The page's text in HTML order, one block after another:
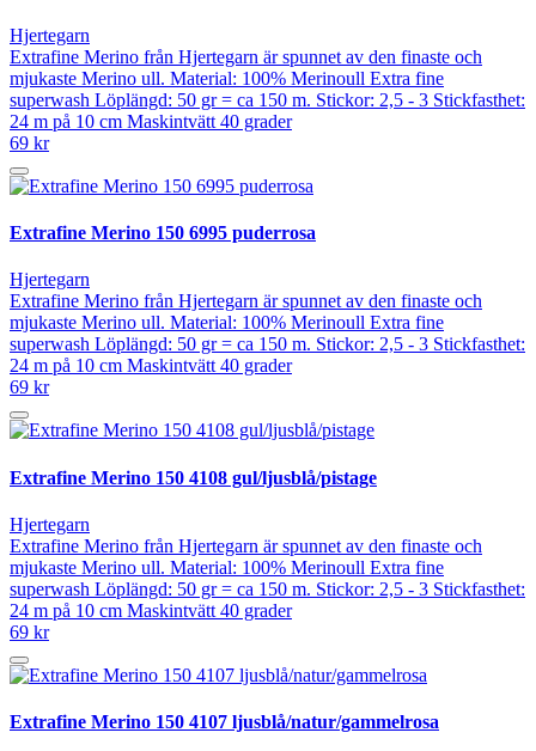
Hjertegarn
Extrafine Merino från Hjertegarn är spunnet av den finaste och
mjukaste Merino ull. Material: 100% Merinoull Extra fine
superwash Löplängd: 50 gr = ca 150 m. Stickor: 2,5 - 3 Stickfasthet:
24 m på 10 cm Maskintvätt 40 grader
69 kr
Extrafine Merino 150 6995 puderrosa
Hjertegarn
Extrafine Merino från Hjertegarn är spunnet av den finaste och
mjukaste Merino ull. Material: 100% Merinoull Extra fine
superwash Löplängd: 50 gr = ca 150 m. Stickor: 2,5 - 3 Stickfasthet:
24 m på 10 cm Maskintvätt 40 grader
69 kr
Extrafine Merino 150 4108 gul/ljusblå/pistage
Hjertegarn
Extrafine Merino från Hjertegarn är spunnet av den finaste och
mjukaste Merino ull. Material: 100% Merinoull Extra fine
superwash Löplängd: 50 gr = ca 150 m. Stickor: 2,5 - 3 Stickfasthet:
24 m på 10 cm Maskintvätt 40 grader
69 kr
Extrafine Merino 150 4107 ljusblå/natur/gammelrosa